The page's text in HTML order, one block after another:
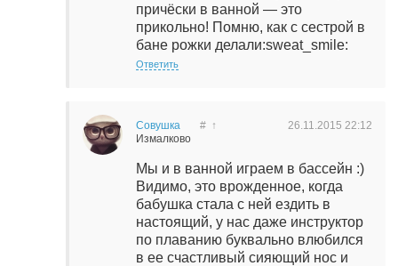
причёски в ванной — это
прикольно! Помню, как с сестрой в
бане рожки делали:sweat_smile:
Ответить
Совушка
Измалково
26.11.2015 22:12
# ↑
Мы и в ванной играем в бассейн :)
Видимо, это врожденное, когда
бабушка стала с ней ездить в
настоящий, у нас даже инструктор
по плаванию буквально влюбился
в ее счастливый сияющий нос и